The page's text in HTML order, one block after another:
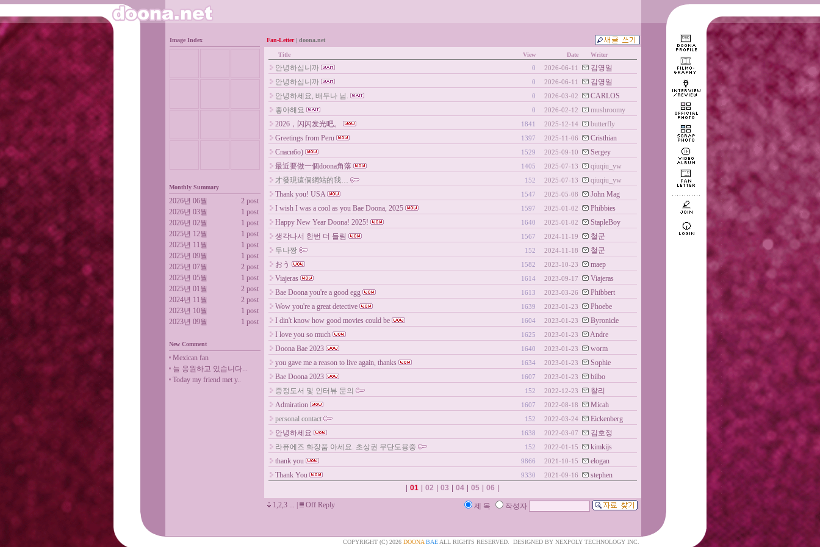
Image Index
Monthly Summary
2026년 06월
2 post
2026년 03월
1 post
2026년 02월
1 post
2025년 12월
1 post
2025년 11월
1 post
2025년 09월
1 post
2025년 07월
2 post
2025년 05월
1 post
2025년 01월
2 post
2024년 11월
2 post
2023년 10월
1 post
2023년 09월
1 post
New Comment
Mexican fan
늘 응원하고 있습니다...
Today my friend met y..
Fan-Letter| doona.net
Title View Date Writer
안녕하십니까 0 2026-06-11
김영일
안녕하십니까
0 2026-06-11
김영일
안녕하세요, 배두나 님.
0 2026-03-02
CARLOS
좋아해요
0 2026-02-12
mushroomy
2026，闪闪发光吧。
1841 2025-12-14
butterfly
Greetings from Peru
1397 2025-11-06
Cristhian
Спасибо)
1529 2025-09-10
Sergey
最近要做一個doona角落
1405 2025-07-13
qiuqiu_yw
才發現這個網站的我…
152 2025-07-13
qiuqiu_yw
Thank you! USA
1547 2025-05-08
John Mag
I wish I was a cool as you Bae Doona, 2025
1597 2025-01-02
Phibbies
Happy New Year Doona! 2025!
1640 2025-01-02
StapleBoy
생각나서 한번 더 들림
1567 2024-11-19
철군
두나짱
152 2024-11-18
철군
おう
1582 2023-10-23
maep
Viajeras
1614 2023-09-17
Viajeras
Bae Doona you're a good egg
1613 2023-03-26
Phibbert
Wow you're a great detective
1639 2023-01-23
Phoebe
I din't know how good movies could be
1604 2023-01-23
Byronicle
I love you so much
1625 2023-01-23
Andre
Doona Bae 2023
1640 2023-01-23
worm
you gave me a reason to live again, thanks
1634 2023-01-23
Sophie
Bae Doona 2023
1607 2023-01-23
bilbo
증정도서 및 인터뷰 문의
152 2022-12-23
찰리
Admiration
1607 2022-08-18
Micah
personal contact
152 2022-03-24
Eickenberg
안녕하세요
1638 2022-03-07
김호정
라퓨에즈 화장품 아세요. 초상권 무단도용중
152 2022-01-15
kimkijs
thank you
9866 2021-10-15
elogan
Thank You
9330 2021-09-16
stephen
01 02 03 04 05 06
1,2,3 ...
Off Reply 제 목 작성자
COPYRIGHT (C) 2026 DOONA BAEALL RIGHTS RESERVED. DESIGNED BY NEXPOLY TECHNOLOGY INC.